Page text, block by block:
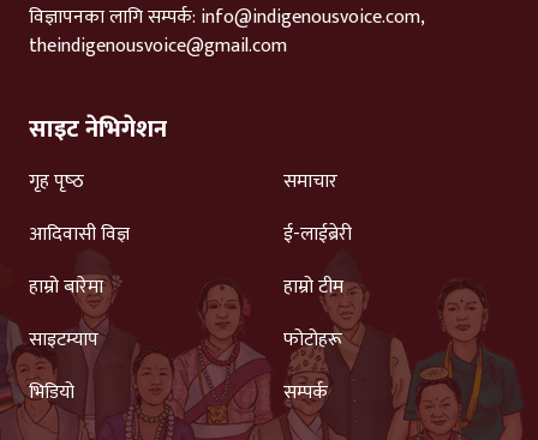
विज्ञापनका लागि सम्पर्क: info@indigenousvoice.com,
theindigenousvoice@gmail.com
साइट नेभिगेशन
गृह पृष्‍ठ
समाचार
आदिवासी विज्ञ
ई-लाईब्रेरी
हाम्रो बारेमा
हाम्रो टीम
साइटम्याप
फोटोहरू
भिडियो
सम्पर्क